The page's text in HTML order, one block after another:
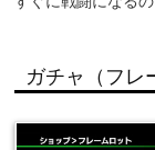
ガチャ（フレ